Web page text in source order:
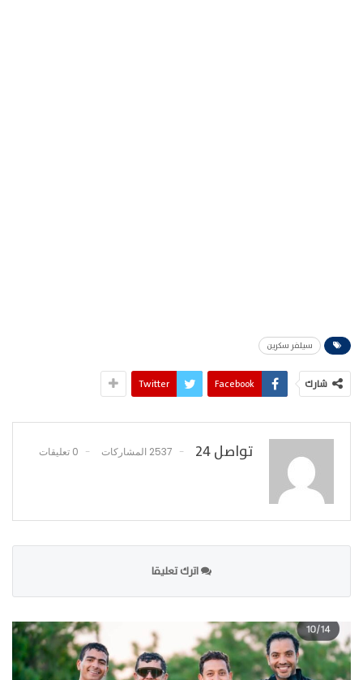
سيلفر سكرين
شارك Facebook
Twitter
تواصل 24 2537 المشاركات 0 تعليقات
اترك تعليقا